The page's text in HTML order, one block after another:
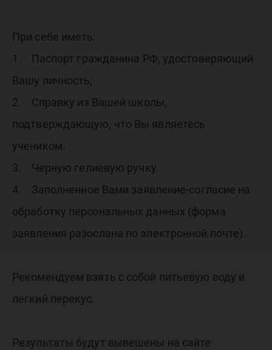
При себе иметь:
1. Паспорт гражданина РФ, удостоверяющий
Вашу личность;
2. Справку из Вашей школы,
подтверждающую, что Вы являетесь
учеником.
3. Черную гелиевую ручку.
4. Заполненное Вами заявление-согласие на
обработку персональных данных (форма
заявления разослана по электронной почте).
Рекомендуем взять с собой питьевую воду и
легкий перекус.
Результаты будут вывешены на сайте